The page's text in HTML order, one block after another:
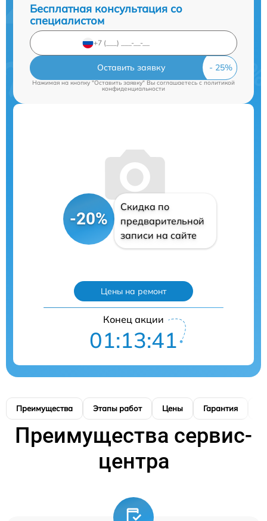
Бесплатная консультация со
специалистом
Оставить заявку
Нажимая на кнопку "Оставить заявку" Вы соглашаетесь cполитикой
конфиденциальности
-20%
Скидка по
предварительной
записи на сайте
Цены на ремонт
Конец акции
01:13:40
Преимущества Этапы работ Цены Гарантия
Преимущества сервис-
центра